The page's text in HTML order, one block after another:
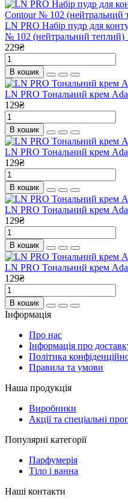
LN PRO Набір пудр для
№ 102 (нейтральний теплий)
229₴
В кошик
LN PRO Тональний крем
129₴
В кошик
LN PRO Тональний крем
129₴
В кошик
LN PRO Тональний крем
129₴
В кошик
LN PRO Тональний крем
129₴
В кошик
Інформація
Про нас
Інформація про
Політика
Правила та умови
Наша продукція
Виробники
Акції та спеціальні
Популярні категорії
Парфумерія
Тіло і ванна
Наші контакти